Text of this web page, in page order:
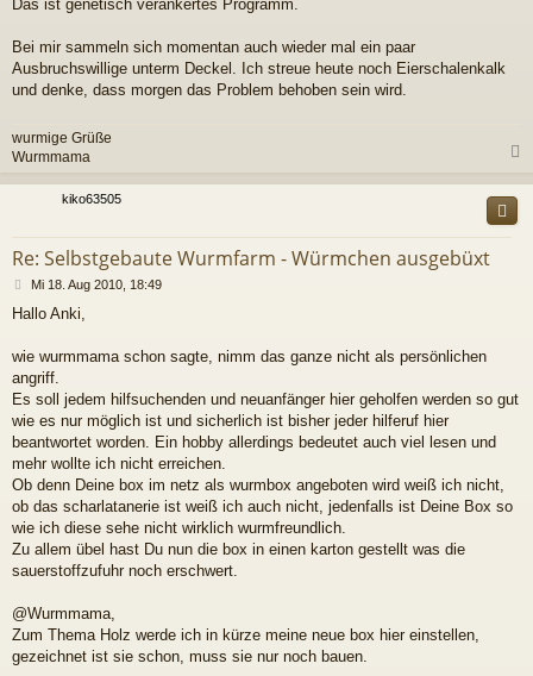
Das ist genetisch verankertes Programm.
Bei mir sammeln sich momentan auch wieder mal ein paar
Ausbruchswillige unterm Deckel. Ich streue heute noch Eierschalenkalk
und denke, dass morgen das Problem behoben sein wird.
wurmige Grüße
Wurmmama
c
kiko63505
Re: Selbstgebaute Wurmfarm - Würmchen ausgebüxt
B
i
r
a
g
Mi 18. Aug 2010, 18:49
Hallo Anki,
wie wurmmama schon sagte, nimm das ganze nicht als persönlichen
angriff.
Es soll jedem hilfsuchenden und neuanfänger hier geholfen werden so gut
wie es nur möglich ist und sicherlich ist bisher jeder hilferuf hier
beantwortet worden. Ein hobby allerdings bedeutet auch viel lesen und
mehr wollte ich nicht erreichen.
Ob denn Deine box im netz als wurmbox angeboten wird weiß ich nicht,
ob das scharlatanerie ist weiß ich auch nicht, jedenfalls ist Deine Box so
wie ich diese sehe nicht wirklich wurmfreundlich.
Zu allem übel hast Du nun die box in einen karton gestellt was die
sauerstoffzufuhr noch erschwert.
@Wurmmama,
Zum Thema Holz werde ich in kürze meine neue box hier einstellen,
gezeichnet ist sie schon, muss sie nur noch bauen.